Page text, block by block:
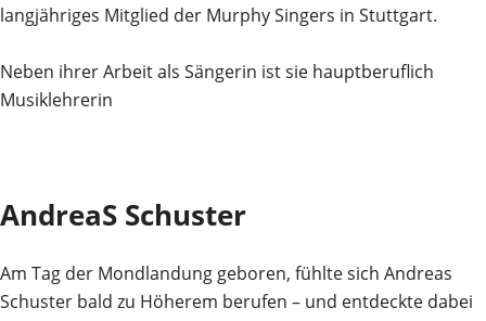
langjähriges Mitglied der Murphy Singers in Stuttgart.
Neben ihrer Arbeit als Sängerin ist sie hauptberuflich
Musiklehrerin
AndreaS Schuster
Am Tag der Mondlandung geboren, fühlte sich Andreas
Schuster bald zu Höherem berufen – und entdeckte dabei